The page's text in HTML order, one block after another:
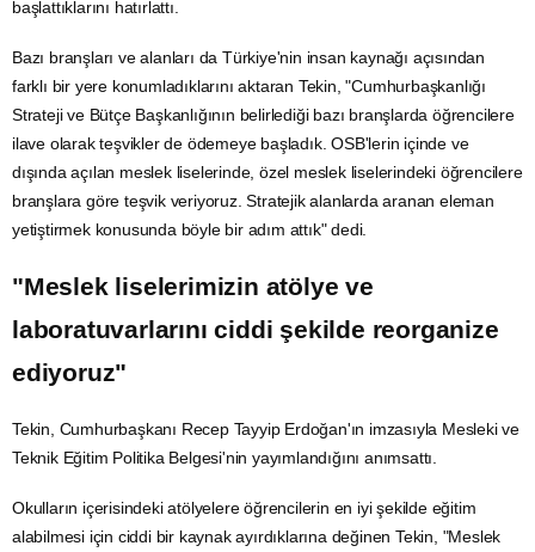
başlattıklarını hatırlattı.
Bazı branşları ve alanları da Türkiye'nin insan kaynağı açısından
farklı bir yere konumladıklarını aktaran Tekin, "Cumhurbaşkanlığı
Strateji ve BütçeBaşkanlığının belirlediği bazı branşlarda öğrencilere
ilave olarak teşvikler de ödemeye başladık. OSB'lerin içinde ve
dışında açılan meslek liselerinde, özel meslek liselerindeki öğrencilere
branşlara göre teşvik veriyoruz. Stratejik alanlarda aranan eleman
yetiştirmek konusunda böyle bir adım attık" dedi.
"Meslek liselerimizin atölye ve
laboratuvarlarını ciddi şekilde reorganize
ediyoruz"
Tekin, Cumhurbaşkanı Recep Tayyip Erdoğan'ın imzasıyla Mesleki ve
Teknik Eğitim Politika Belgesi'nin yayımlandığını anımsattı.
Okulların içerisindeki atölyelere öğrencilerin en iyi şekilde eğitim
alabilmesi için ciddi bir kaynak ayırdıklarına değinen Tekin, "Meslek